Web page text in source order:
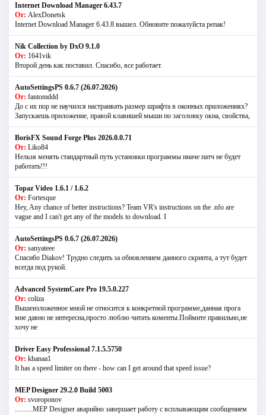
Internet Download Manager 6.43.7
От: AlexDonetsk
Internet Download Manager 6.43.8 вышел. Обновите пожалуйста репак!
Nik Collection by DxO 9.1.0
От: 1641vik
Второй день как поставил. Спасибо, все работает.
AutoSettingsPS 0.6.7 (26.07.2026)
От: fantomddd
До с их пор не научился настраивать размер шрифта в оконных приложениях?
Запускаешь приложение, правой клавишей мыши по заголовку окна, свойства,
BorisFX Sound Forge Plus 2026.0.0.71
От: Liko84
Нельзя менять стандартный путь установки программы иначе патч не будет
работать!!!
Topaz Video 1.6.1 / 1.6.2
От: Fortesque
Hey, Any chance of better instructions? Team VR's instructions on the .nfo are
vague and I can't get any of the models to download. I
AutoSettingsPS 0.6.7 (26.07.2026)
От: sanyateee
Спасибо Diakov! Трудно следить за обновлением данного скрипта, а тут будет
всегда под рукой.
Advanced SystemCare Pro 19.5.0.227
От: coliza
Вышеизложенное мной не относится к конкретной программе,данная прога
мне давно не интересна,просто люблю читать коменты.Поймите правильно,не
хочу не
Driver Easy Professional 7.1.5.5750
От: khanaa1
It has a speed limiter on there - how can I get around that speed issue?
MEP Designer 29.2.0 Build 5003
От: svoroponov
..........MEP Designer аварийно завершает работу с всплывающим сообщением